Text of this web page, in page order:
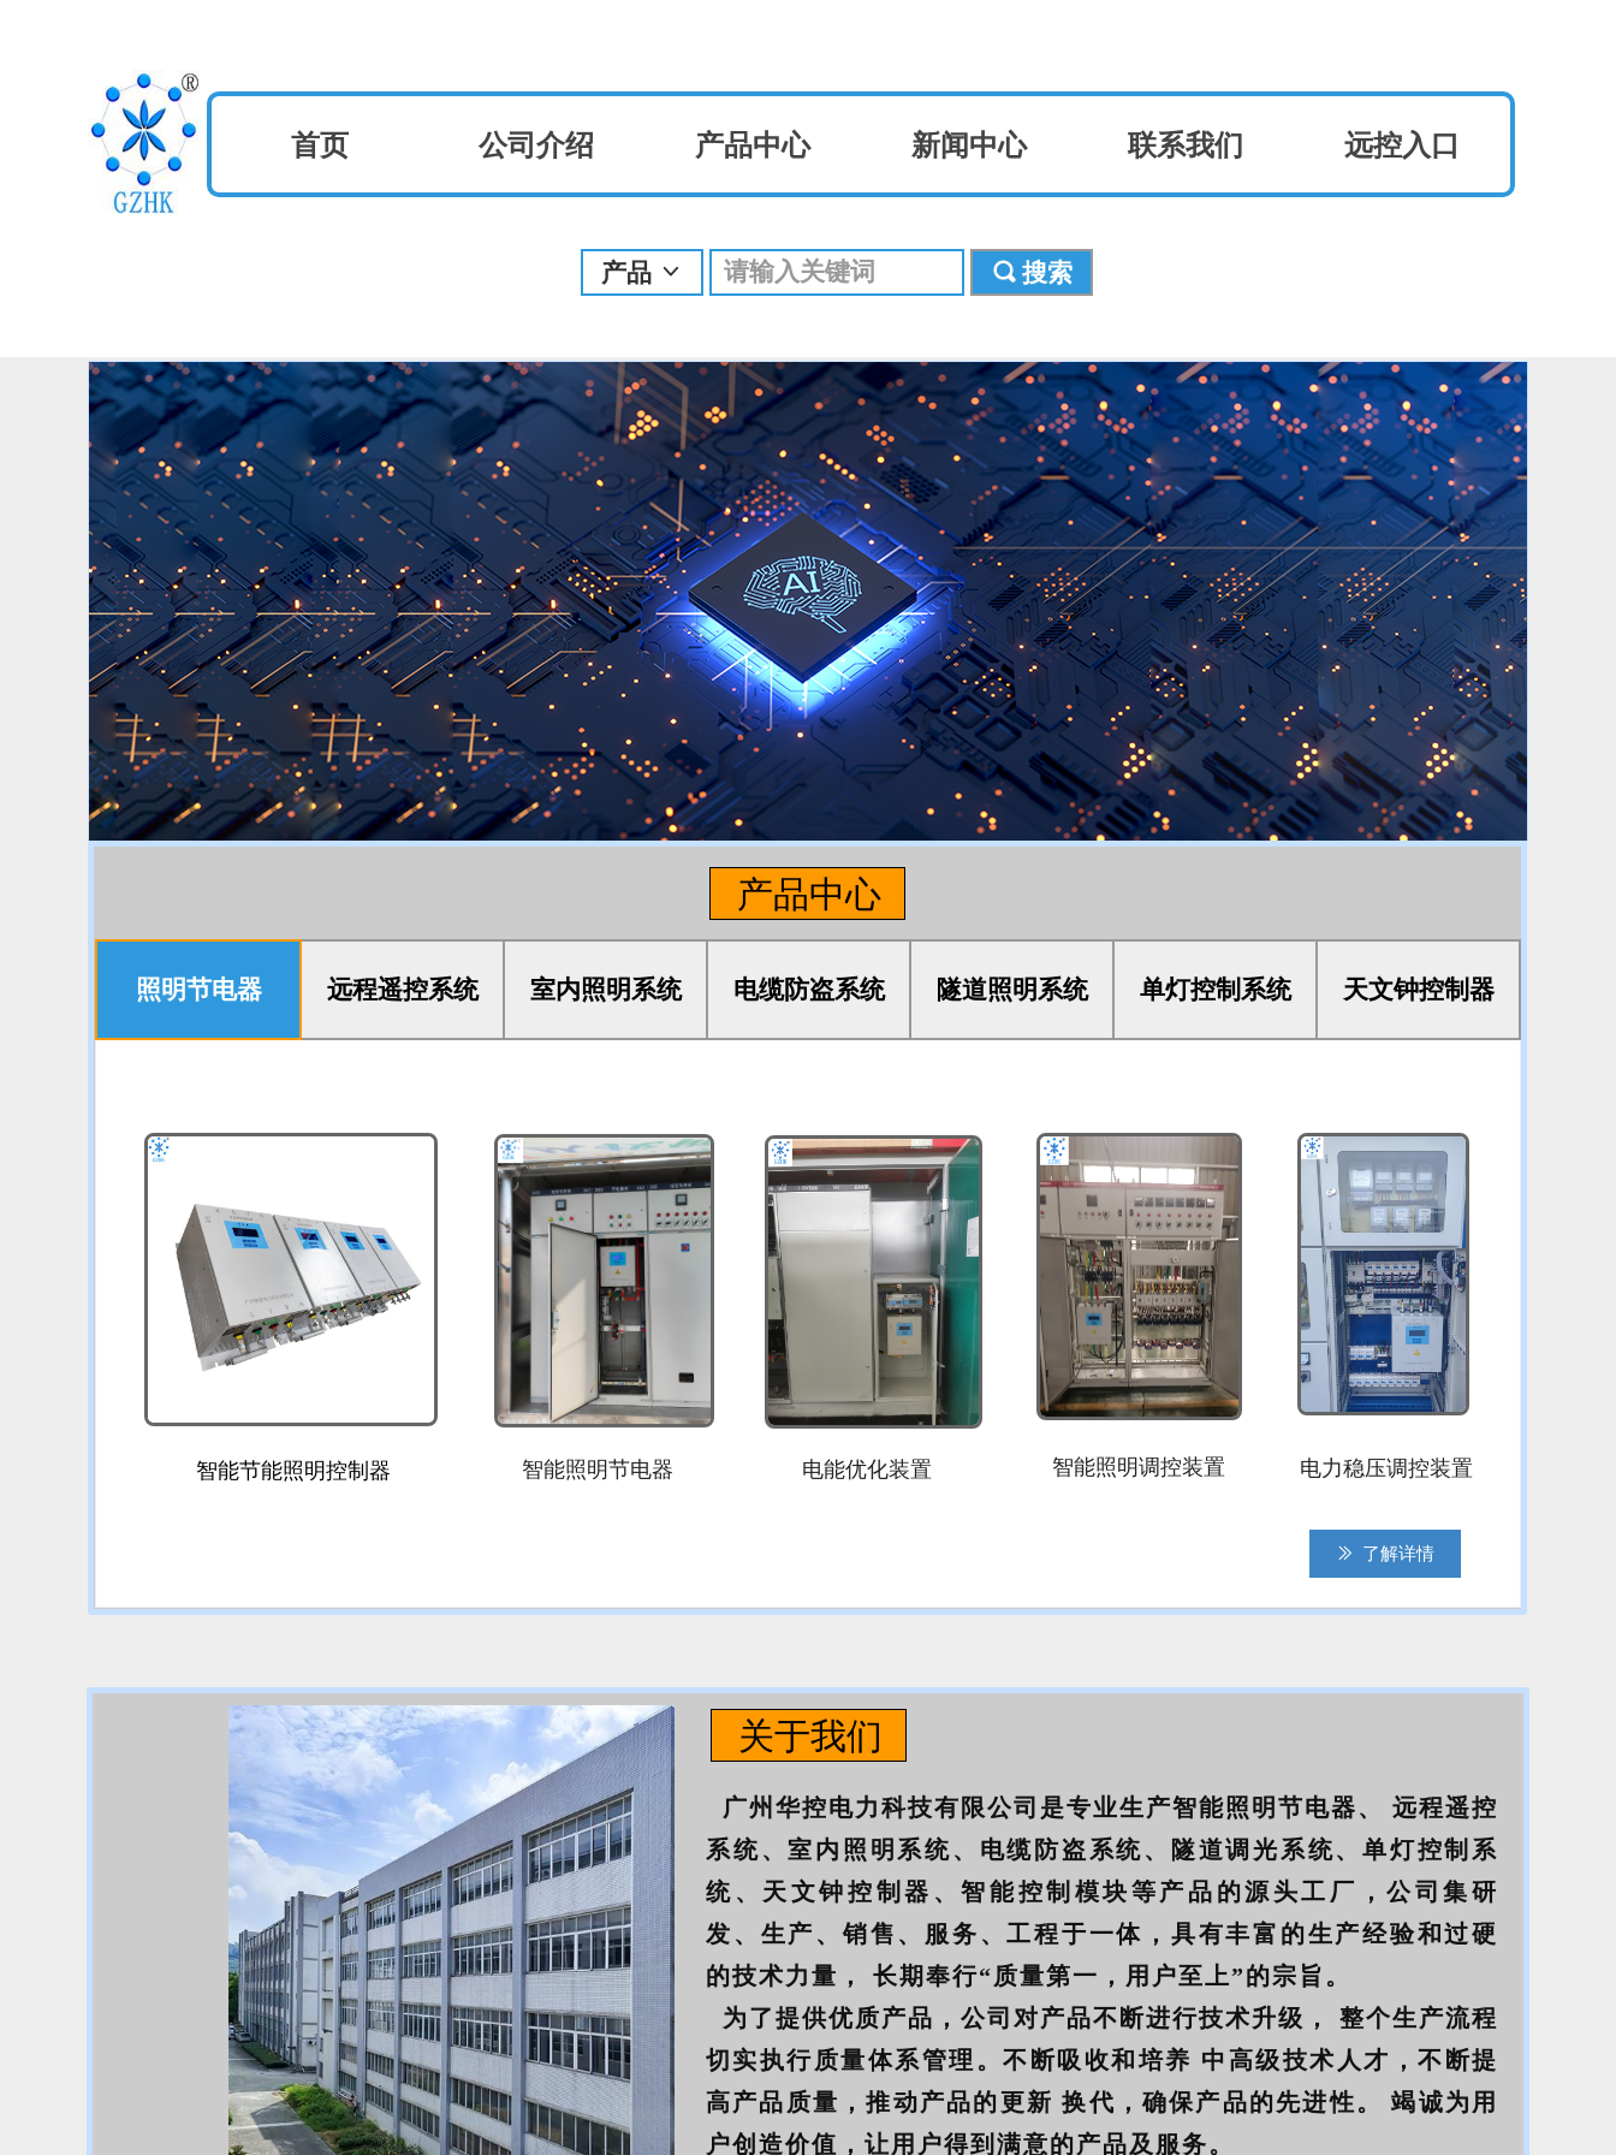
首页 公司介绍 产品中心 新闻中心 联系我们 远控入口
끠 搜索
产品 ꀁ
照明节电器 远程遥控系统 室内照明系统 电缆防盗系统 隧道照明系统 单灯控制系统 天文钟控制器
智能照明节电器 电能优化装置
智能节能照明控制器 智能照明调控装置
ꅀ 了解详情
电力稳压调控装置
产品中心
广州华控电力科技有限公司是专业生产智能照明节电器、 远程遥控
系统、室内照明系统、电缆防盗系统、隧道调光系统、单灯控制系
统、天文钟控制器、智能控制模块等产品的源头工厂，公司集研
发、生产、销售、服务、工程于一体，具有丰富的生产经验和过硬
的技术力量， 长期奉行“质量第一，用户至上”的宗旨。
为了提供优质产品，公司对产品不断进行技术升级， 整个生产流程
切实执行质量体系管理。不断吸收和培养 中高级技术人才，不断提
高产品质量，推动产品的更新 换代，确保产品的先进性。 竭诚为用
户创造价值，让用户得到满意的产品及服务。
关于我们